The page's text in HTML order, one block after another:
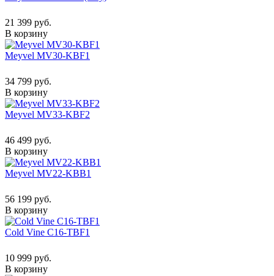
21 399 руб.
В корзину
Meyvel MV30-KBF1
34 799 руб.
В корзину
Meyvel MV33-KBF2
46 499 руб.
В корзину
Meyvel MV22-KBB1
56 199 руб.
В корзину
Cold Vine C16-TBF1
10 999 руб.
В корзину